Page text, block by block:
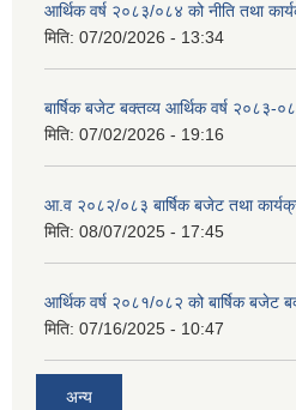
आर्थिक वर्ष २०८३/०८४ को नीति तथा
मिति: 07/20/2026 - 13:34
बार्षिक बजेट बक्तव्य आर्थिक वर्ष २०८३-
मिति: 07/02/2026 - 19:16
आ.व २०८२/०८३ बार्षिक बजेट तथा
मिति: 08/07/2025 - 17:45
आर्थिक वर्ष २०८१/०८२ को बार्षिक बजेट
मिति: 07/16/2025 - 10:47
अन्य